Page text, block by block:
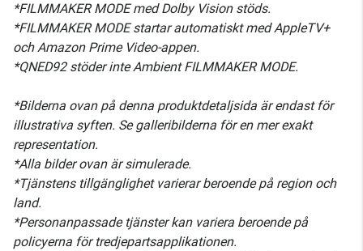
*FILMMAKER MODE med Dolby Vision stöds.
*FILMMAKER MODE startar automatiskt med AppleTV+
och Amazon Prime Video-appen.
*QNED92 stöder inte Ambient FILMMAKER MODE.
*Bilderna ovan på denna produktdetaljsida är endast för
illustrativa syften. Se galleribilderna för en mer exakt
representation.
*Alla bilder ovan är simulerade.
*Tjänstens tillgänglighet varierar beroende på region och
land.
*Personanpassade tjänster kan variera beroende på
policyerna för tredjepartsapplikationen.